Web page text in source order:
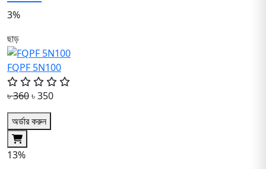
3%
ছাড়
FQPF 5N100
৳ 360৳ 350
অর্ডার করুন
13%